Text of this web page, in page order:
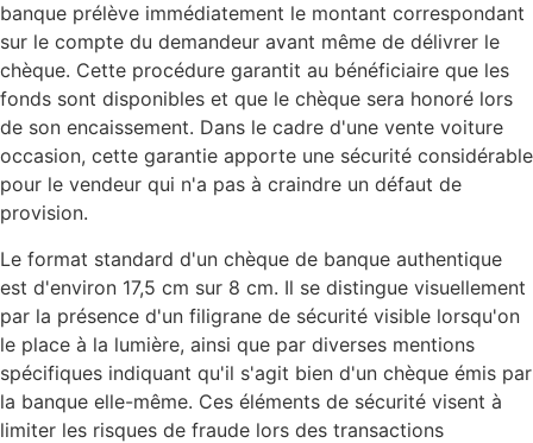
banque prélève immédiatement le montant correspondant
sur le compte du demandeur avant même de délivrer le
chèque. Cette procédure garantit au bénéficiaire que les
fonds sont disponibles et que le chèque sera honoré lors
de son encaissement. Dans le cadre d'une vente voiture
occasion, cette garantie apporte une sécurité considérable
pour le vendeur qui n'a pas à craindre un défaut de
provision.
Le format standard d'un chèque de banque authentique
est d'environ 17,5 cm sur 8 cm. Il se distingue visuellement
par la présence d'un filigrane de sécurité visible lorsqu'on
le place à la lumière, ainsi que par diverses mentions
spécifiques indiquant qu'il s'agit bien d'un chèque émis par
la banque elle-même. Ces éléments de sécurité visent à
limiter les risques de fraude lors des transactions